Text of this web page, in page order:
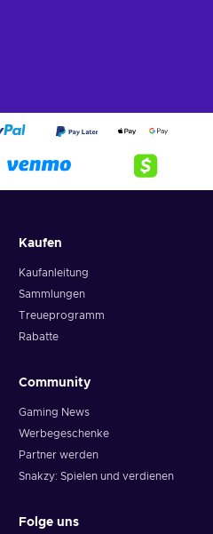
Kaufen
Kaufanleitung
Sammlungen
Treueprogramm
Rabatte
Community
Gaming News
Werbegeschenke
Partner werden
Snakzy: Spielen und verdienen
Folge uns